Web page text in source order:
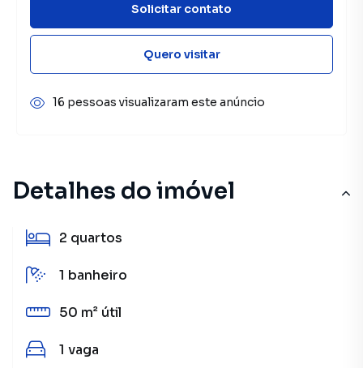
Detalhes do imóvel
2 quartos
1 banheiro
50 m² útil
1 vaga
Solicitar contato
Quero visitar
16 pessoas visualizaram este anúncio